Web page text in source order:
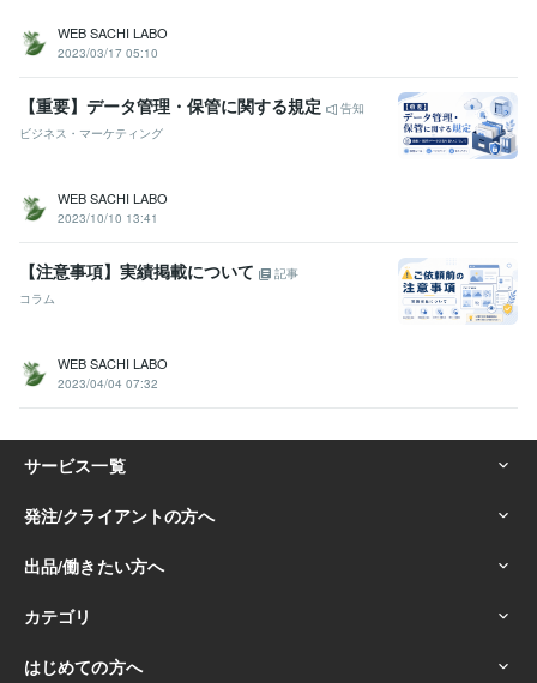
得意分野
Web制作・HP作成・EC構築
ランディングページ制作（ヘッダー画
像） ランディングページ制作（全体・下層） バナー画像制作
ホー
ムページ制作（JIMDO）
デザイン画像 Webデザイン
デザイナー
Web制作・HP作成・EC構築
ル
語学力
英語
WEB SACHI LABO
2023/03/17 05:10
【重要】データ管理・保管に関する規定
告知
ビジネス・マーケティング
WEB SACHI LABO
2023/10/10 13:41
【注意事項】実績掲載について
記事
コラム
WEB SACHI LABO
2023/04/04 07:32